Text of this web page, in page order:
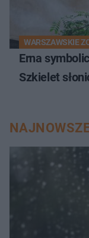
WARSZAWSKIE
Erna
Szkielet